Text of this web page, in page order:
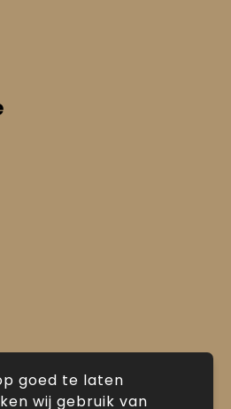
goed te laten
wij gebruik van